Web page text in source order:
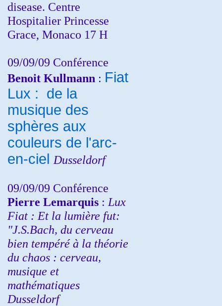
disease. Centre
Hospitalier Princesse
Grace, Monaco 17 H
09/09/09 Conférence
Benoit Kullmann : Fiat
Lux : de la
musique des
sphères aux
couleurs de l'arc-
en-ciel Dusseldorf
09/09/09 Conférence
Pierre Lemarquis : Lux
Fiat : Et la lumière fut:
"J.S.Bach, du cerveau
bien tempéré à la théorie
du chaos : cerveau,
musique et
mathématiques
Dusseldorf